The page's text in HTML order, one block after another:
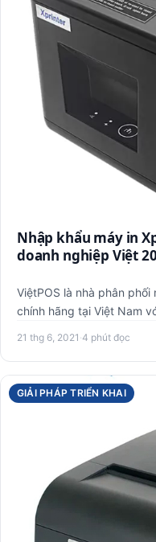
Nhập khẩu máy in
doanh nghiệp Việt
ViệtPOS là nhà phân
chính hãng tại Việt Nam
21 thg 6, 2021 ·4 phút đọc
GIẢI PHÁP TRIỂN KHAI